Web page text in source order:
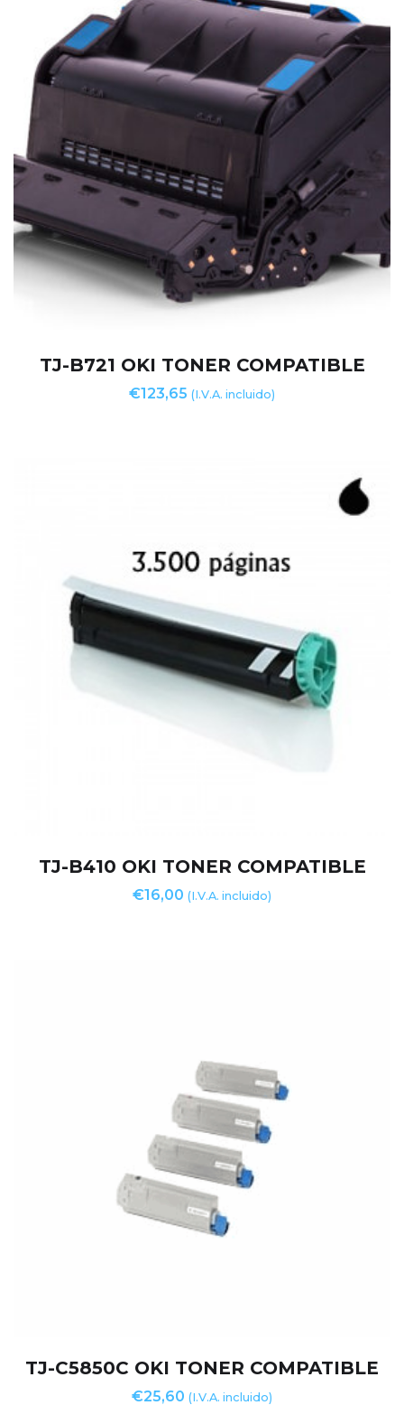
TJ-B721 OKI TONER COMPATIBLE
€123,65 (I.V.A. incluido)
TJ-B410 OKI TONER COMPATIBLE
€16,00 (I.V.A. incluido)
TJ-C5850C OKI TONER COMPATIBLE
€25,60 (I.V.A. incluido)